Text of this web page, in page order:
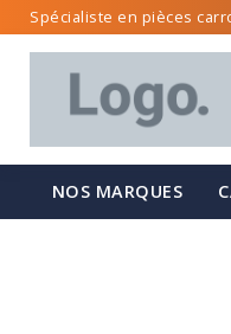
Spécialiste en pièces
NOS MARQUES